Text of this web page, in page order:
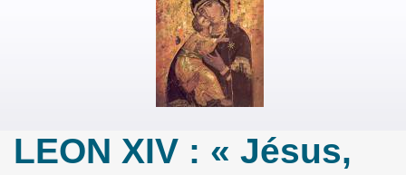
LEON XIV : « Jésus,